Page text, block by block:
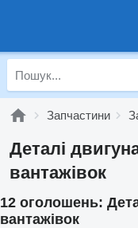
Запчастини
Деталі
вантажівок
12 оголошень:
вантажівок